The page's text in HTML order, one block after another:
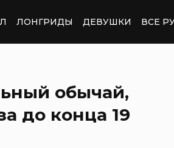
ЛОНГРИДЫ ДЕВУШКИ ВСЕ
обычай,
до конца 19